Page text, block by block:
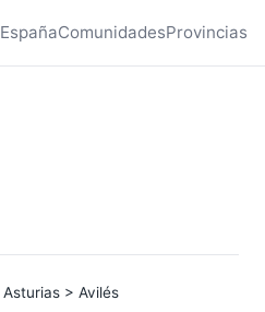
EspañaComunidadesProvincias
Asturias > Avilés